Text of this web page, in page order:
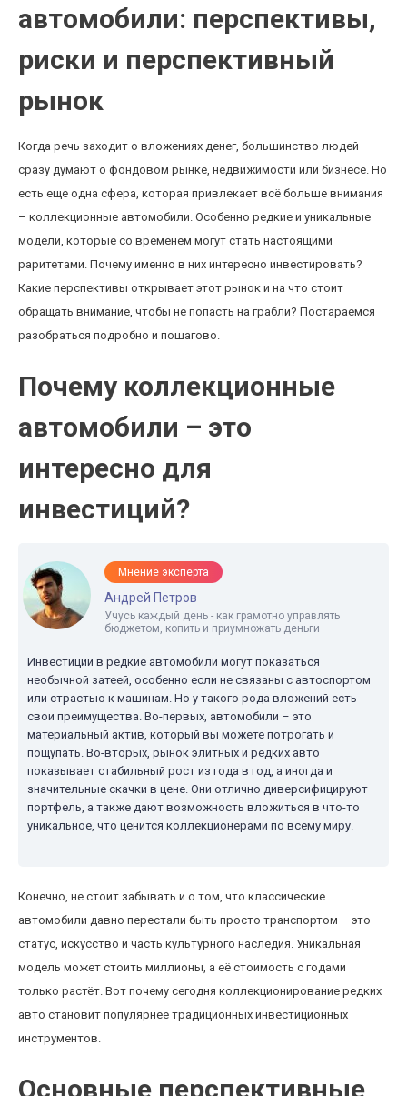
автомобили: перспективы,
риски и перспективный
рынок
Когда речь заходит о вложениях денег, большинство людей
сразу думают о фондовом рынке, недвижимости или бизнесе. Но
есть еще одна сфера, которая привлекает всё больше внимания
– коллекционные автомобили. Особенно редкие и уникальные
модели, которые со временем могут стать настоящими
раритетами. Почему именно в них интересно инвестировать?
Какие перспективы открывает этот рынок и на что стоит
обращать внимание, чтобы не попасть на грабли? Постараемся
разобраться подробно и пошагово.
Почему коллекционные
автомобили – это
интересно для
инвестиций?
Мнение эксперта
Андрей Петров
Учусь каждый день - как грамотно управлять
бюджетом, копить и приумножать деньги
Инвестиции в редкие автомобили могут показаться
необычной затеей, особенно если не связаны с автоспортом
или страстью к машинам. Но у такого рода вложений есть
свои преимущества. Во-первых, автомобили – это
материальный актив, который вы можете потрогать и
пощупать. Во-вторых, рынок элитных и редких авто
показывает стабильный рост из года в год, а иногда и
значительные скачки в цене. Они отлично диверсифицируют
портфель, а также дают возможность вложиться в что-то
уникальное, что ценится коллекционерами по всему миру.
Конечно, не стоит забывать и о том, что классические
автомобили давно перестали быть просто транспортом – это
статус, искусство и часть культурного наследия. Уникальная
модель может стоить миллионы, а её стоимость с годами
только растёт. Вот почему сегодня коллекционирование редких
авто становит популярнее традиционных инвестиционных
инструментов.
Основные перспективные